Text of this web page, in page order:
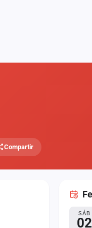
Compartir
SÁB
02